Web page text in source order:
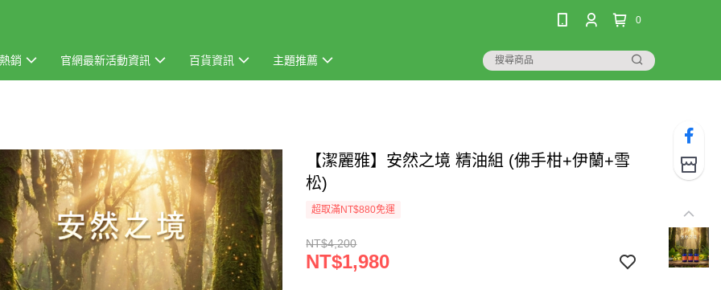
0
銷 官網最新活動資訊 百貨資訊 主題推薦
【潔麗雅】安然之境 精油組 (佛手柑+伊蘭+雪
松)
超取滿NT$880免運
NT$4,200
NT$1,980